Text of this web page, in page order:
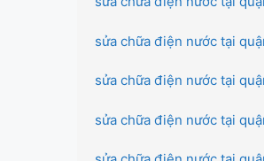
sửa chữa điện nước tại
sửa chữa điện nước tại
sửa chữa điện nước tại